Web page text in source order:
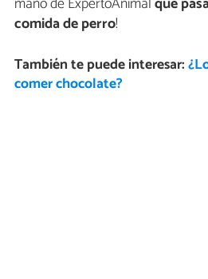
comida de perro!
También te puede interesar:
comer chocolate?